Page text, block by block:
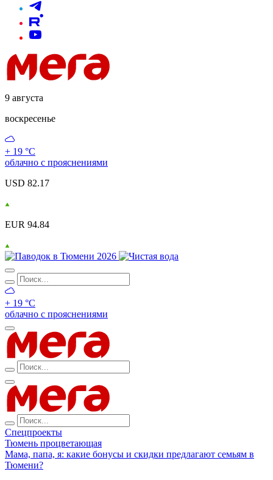
9 августа
воскресенье
+ 19 °С
облачно с прояснениями
USD 82.17
EUR 94.84
+ 19 °С
облачно с прояснениями
Спецпроекты
Тюмень процветающая
Мама, папа, я: какие бонусы и скидки предлагают семьям в
Тюмени?